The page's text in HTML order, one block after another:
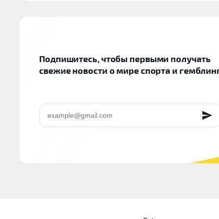
Подпишитесь, чтобы первыми получать
свежие новости о мире спорта и